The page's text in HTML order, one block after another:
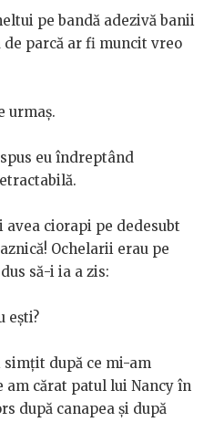
pe bandă adezivă banii
de parcă ar fi muncit vreo
urmaș.
eu îndreptând
ciorapi pe dedesubt
Ochelarii erau pe
să-i ia a zis:
ești?
după ce mi-am
am cărat patul lui Nancy în
după canapea și după